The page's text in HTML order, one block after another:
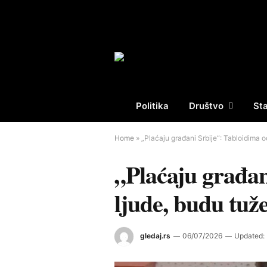
Politika Društvo
Home » „Plaćaju građani Srbije“: Tabloidima
„Plaćaju
ljude, budu
gledaj.rs 06/07/2026 Updated: